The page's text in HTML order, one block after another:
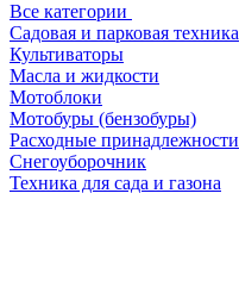
Все категории
Садовая и парковая техника
Культиваторы
Масла и жидкости
Мотоблоки
Мотобуры (бензобуры)
Расходные принадлежности
Снегоуборочник
Техника для сада и газона